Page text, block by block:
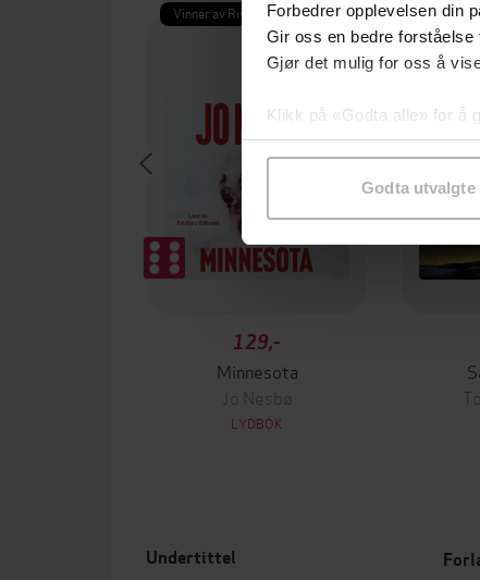
Forbedrer opplevelsen din
Gir oss en bedre
Gjør det mulig for oss å
Klikk på «Godta alle» for å
samtykke til spesifikke
Godta utvalgte
Vinner av Rivertonprisen
129,-
Minnesota
Jo Nesbø
LYDBOK
Undertittel